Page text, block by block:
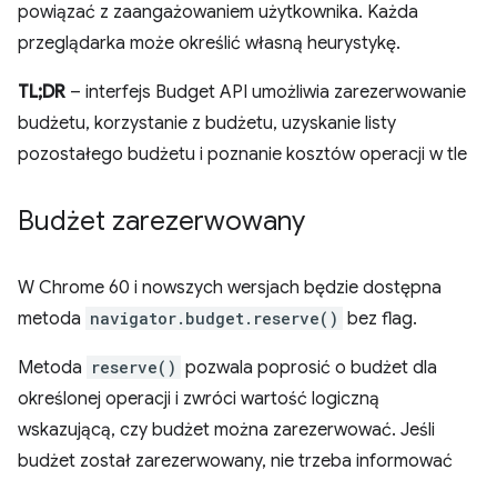
powiązać z zaangażowaniem użytkownika. Każda
przeglądarka może określić własną heurystykę.
TL;DR – interfejs Budget API umożliwia zarezerwowanie
budżetu, korzystanie z budżetu, uzyskanie listy
pozostałego budżetu i poznanie kosztów operacji w tle
Budżet zarezerwowany
W Chrome 60 i nowszych wersjach będzie dostępna
metoda navigator.budget.reserve() bez flag.
Metoda reserve() pozwala poprosić o budżet dla
określonej operacji i zwróci wartość logiczną
wskazującą, czy budżet można zarezerwować. Jeśli
budżet został zarezerwowany, nie trzeba informować